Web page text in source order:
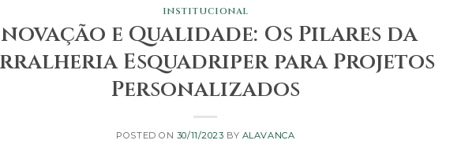
INSTITUCIONAL
e Qualidade: Os Pilares da
Esquadriper para Projetos
Personalizados
POSTED ON 30/11/2023 BY ALAVANCA